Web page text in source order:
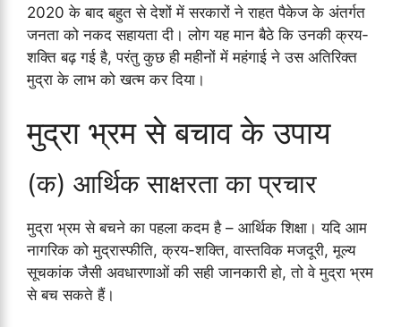
2020 के बाद बहुत से देशों में सरकारों ने राहत पैकेज के अंतर्गत
जनता को नकद सहायता दी। लोग यह मान बैठे कि उनकी क्रय-
शक्ति बढ़ गई है, परंतु कुछ ही महीनों में महंगाई ने उस अतिरिक्त
मुद्रा के लाभ को खत्म कर दिया।
मुद्रा भ्रम से बचाव के उपाय
(क) आर्थिक साक्षरता का प्रचार
मुद्रा भ्रम से बचने का पहला कदम है – आर्थिक शिक्षा। यदि आम
नागरिक को मुद्रास्फीति, क्रय-शक्ति, वास्तविक मजदूरी, मूल्य
सूचकांक जैसी अवधारणाओं की सही जानकारी हो, तो वे मुद्रा भ्रम
से बच सकते हैं।